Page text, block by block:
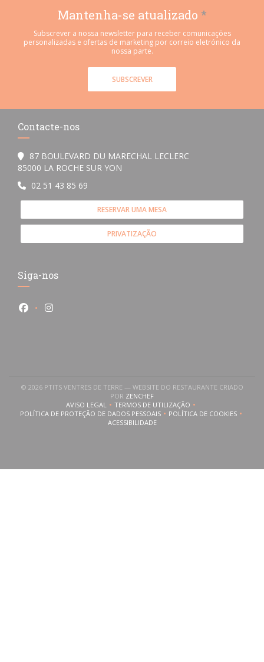
Mantenha-se atualizado *
Subscrever a nossa newsletter para receber comunicações
personalizadas e ofertas de marketing por correio eletrónico da
nossa parte.
SUBSCREVER
Contacte-nos
87 BOULEVARD DU MARECHAL LECLERC
85000 LA ROCHE SUR YON
02 51 43 85 69
RESERVAR UMA MESA
PRIVATIZAÇÃO
Siga-nos
Facebook ((abre numa nova janela))
Instagram ((abre numa nova janela))
© 2026 PTITS VENTRES DE TERRE — WEBSITE DO RESTAURANTE CRIADO
POR ZENCHEF((ABRE NUMA NOVA JANELA))
AVISO LEGAL((ABRE NUMA NOVA JANELA))
TERMOS DE UTILIZAÇÃO((ABRE NUMA NOVA JANELA))
POLÍTICA DE PROTEÇÃO DE DADOS PESSOAIS
((ABRE NUMA NOVA JANELA))POLÍTICA DE COOKIES
((ABRE NUMA
ACESSIBILIDADE((ABRE NUMA NOVA JANELA))